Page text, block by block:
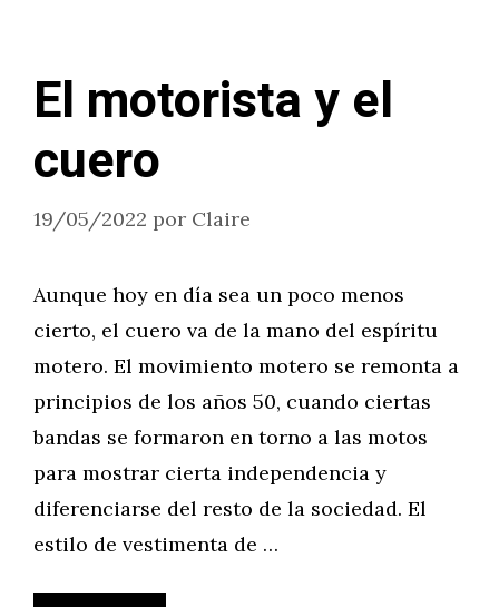
El motorista y el
cuero
19/05/2022 por Claire
Aunque hoy en día sea un poco menos
cierto, el cuero va de la mano del espíritu
motero. El movimiento motero se remonta a
principios de los años 50, cuando ciertas
bandas se formaron en torno a las motos
para mostrar cierta independencia y
diferenciarse del resto de la sociedad. El
estilo de vestimenta de …